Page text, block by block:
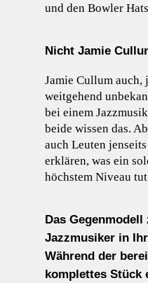
und den Bowler
Nicht Jamie
Jamie Cullum auch,
weitgehend
bei einem
beide wissen das.
auch Leuten
erklären, was ein
höchstem Niveau
Das Gegenmodell
Jazzmusiker in
Während der
komplettes Stück